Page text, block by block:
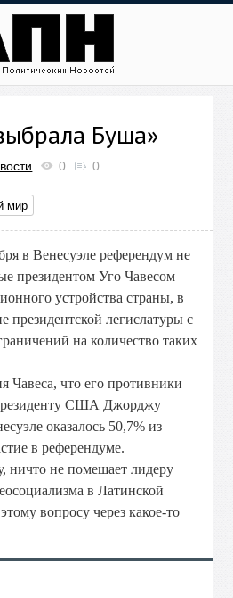
Буша»
0 0
мир
в Венесуэле референдум не
президентом Уго Чавесом
устройства страны, в
президентской легислатуры с
на количество таких
Чавеса, что его противники
США Джорджу
оказалось 50,7% из
в референдуме.
ничто не помешает лидеру
в Латинской
вопросу через какое-то